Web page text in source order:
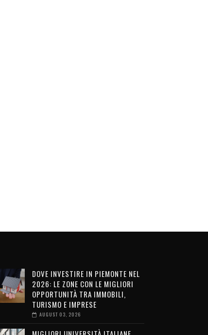
DOVE INVESTIRE IN PIEMONTE NEL
2026: LE ZONE CON LE MIGLIORI
OPPORTUNITÀ TRA IMMOBILI,
TURISMO E IMPRESE
AUGUST 03, 2026